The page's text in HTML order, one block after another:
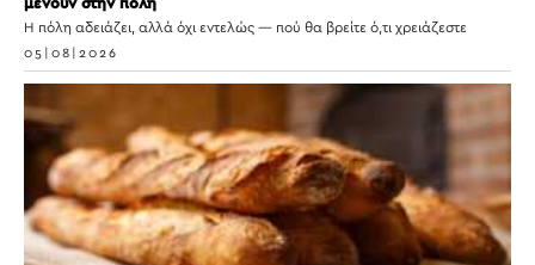
μένουν στην πόλη
Η πόλη αδειάζει, αλλά όχι εντελώς — πού θα βρείτε ό,τι χρειάζεστε
05|08|2026